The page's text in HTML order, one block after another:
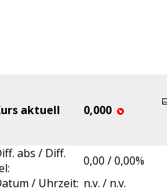
aktuell 0,000
abs / Diff.
0,00 / 0,00%
/ Uhrzeit: n.v. / n.v.